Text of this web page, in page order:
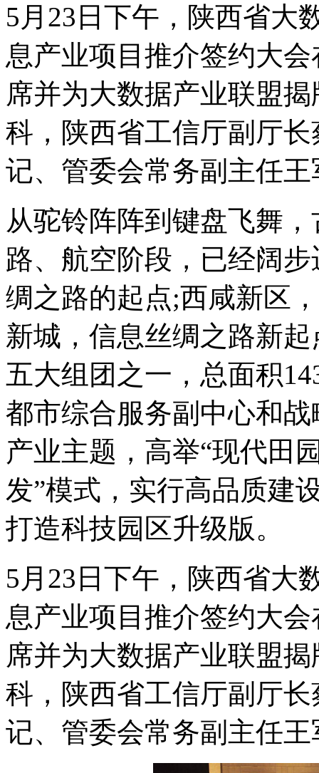
5月23日下午，陕西省大
息产业项目推介签约大
席并为大数据产业联盟
科，陕西省工信厅副厅
记、管委会常务副主任
从驼铃阵阵到键盘飞舞
路、航空阶段，已经阔
绸之路的起点;西咸新区
新城，信息丝绸之路新
五大组团之一，总面积
都市综合服务副中心和
产业主题，高举“现代田
发”模式，实行高品质建
打造科技园区升级版。
5月23日下午，陕西省大
息产业项目推介签约大
席并为大数据产业联盟
科，陕西省工信厅副厅
记、管委会常务副主任